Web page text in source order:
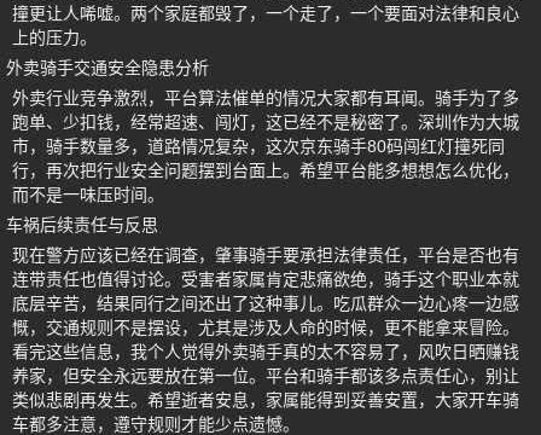
撞更让人唏嘘。两个家庭都毁了，一个走了，一个要面对法律和良心
上的压力。
外卖骑手交通安全隐患分析
外卖行业竞争激烈，平台算法催单的情况大家都有耳闻。骑手为了多
跑单、少扣钱，经常超速、闯灯，这已经不是秘密了。深圳作为大城
市，骑手数量多，道路情况复杂，这次京东骑手80码闯红灯撞死同
行，再次把行业安全问题摆到台面上。希望平台能多想想怎么优化，
而不是一味压时间。
车祸后续责任与反思
现在警方应该已经在调查，肇事骑手要承担法律责任，平台是否也有
连带责任也值得讨论。受害者家属肯定悲痛欲绝，骑手这个职业本就
底层辛苦，结果同行之间还出了这种事儿。吃瓜群众一边心疼一边感
慨，交通规则不是摆设，尤其是涉及人命的时候，更不能拿来冒险。
看完这些信息，我个人觉得外卖骑手真的太不容易了，风吹日晒赚钱
养家，但安全永远要放在第一位。平台和骑手都该多点责任心，别让
类似悲剧再发生。希望逝者安息，家属能得到妥善安置，大家开车骑
车都多注意，遵守规则才能少点遗憾。